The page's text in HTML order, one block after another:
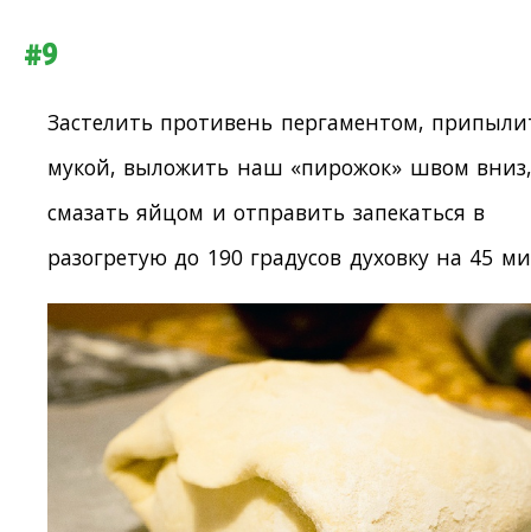
#9
Застелить противень пергаментом,
мукой, выложить наш «пирожок» швом вниз,
смазать яйцом и отправить запекаться в
разогретую до 190 градусов духовку на 45